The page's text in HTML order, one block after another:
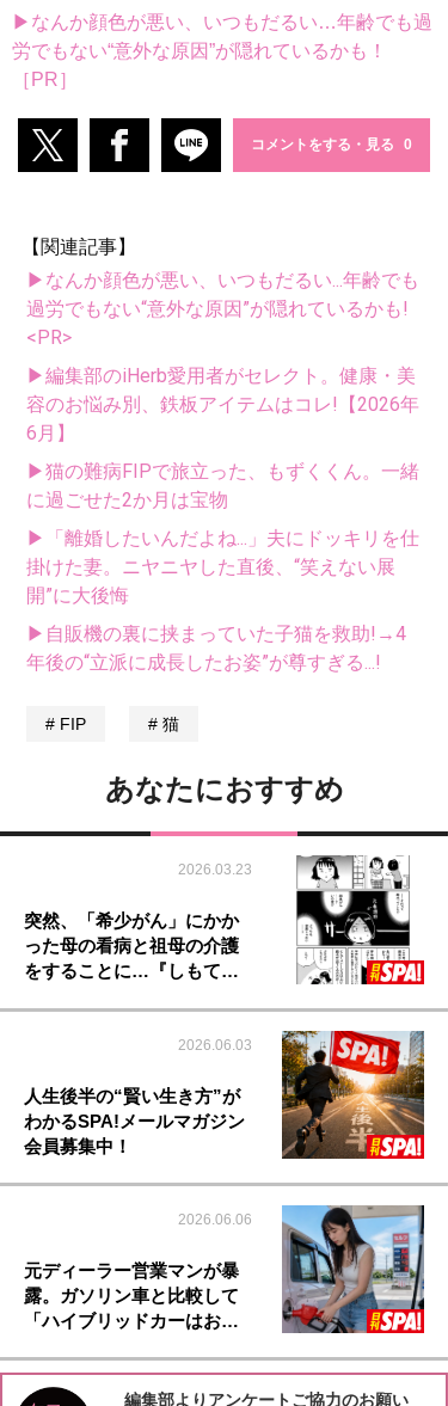
▶なんか顔色が悪い、いつもだるい…年齢でも過
労でもない“意外な原因”が隠れているかも！
［PR］
コメントをする・見る
【関連記事】
▶なんか顔色が悪い、いつもだるい...年齢でも
過労でもない“意外な原因”が隠れているかも!
<PR>
▶編集部のiHerb愛用者がセレクト。健康・美
容のお悩み別、鉄板アイテムはコレ!【2026年
6月】
▶猫の難病FIPで旅立った、もずくくん。一緒
に過ごせた2か月は宝物
▶「離婚したいんだよね...」夫にドッキリを仕
掛けた妻。ニヤニヤした直後、“笑えない展
開”に大後悔
▶自販機の裏に挟まっていた子猫を救助!→4
年後の“立派に成長したお姿”が尊すぎる...!
FIP 猫
あなたにおすすめ
2026.03.23
突然、「希少がん」にかか
った母の看病と祖母の介護
をすることに…『しもて…
2026.06.03
人生後半の“賢い生き方”が
わかるSPA!メールマガジン
会員募集中！
2026.06.06
元ディーラー営業マンが暴
露。ガソリン車と比較して
「ハイブリッドカーはお…